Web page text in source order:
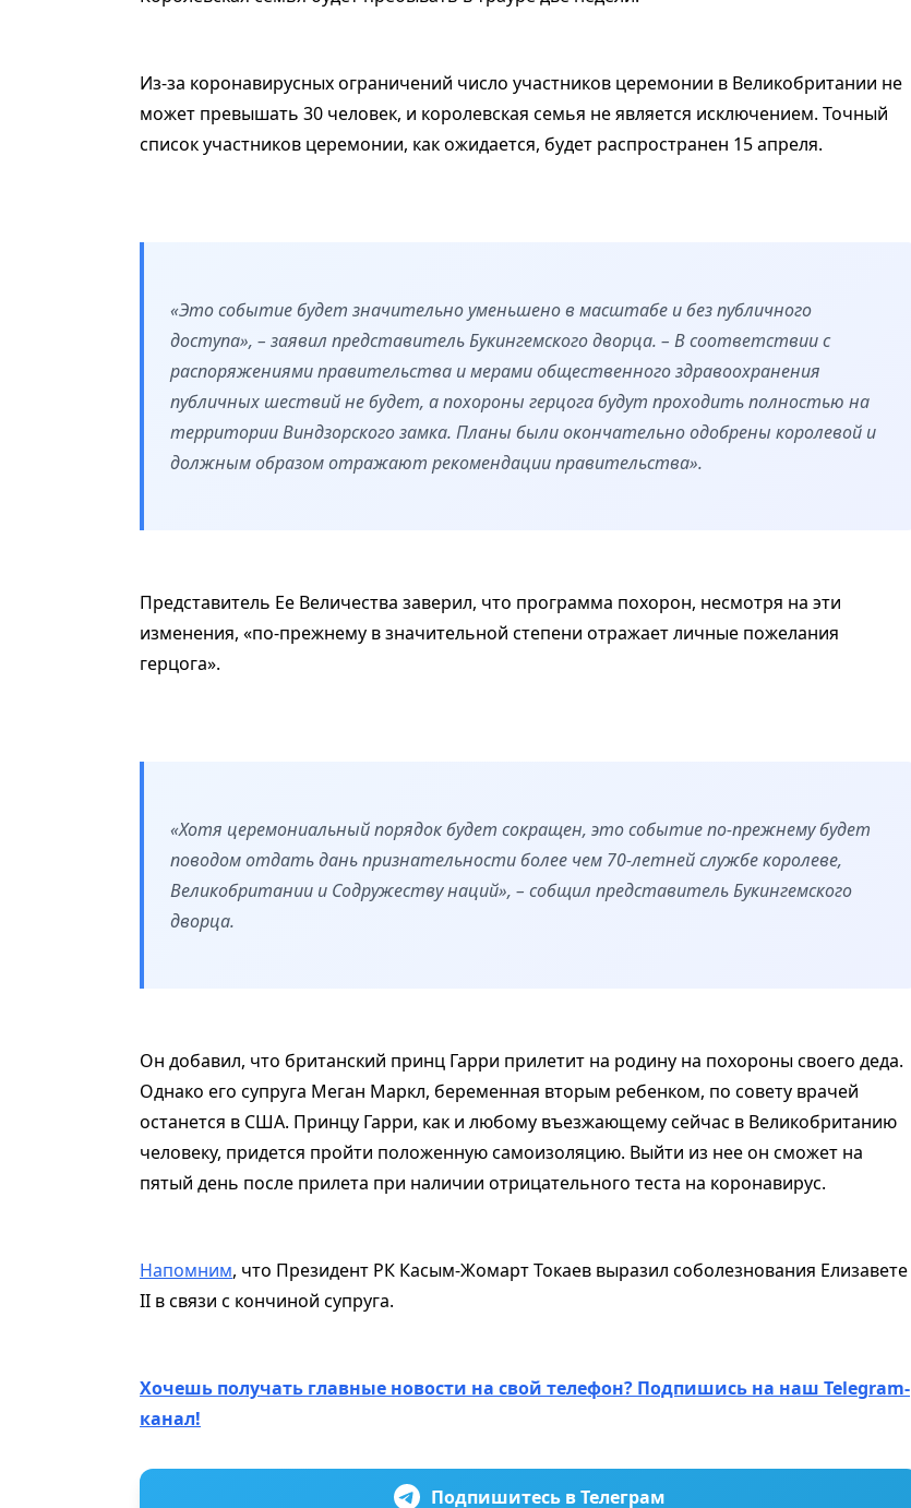
Из-за коронавирусных ограничений число участников церемонии в Великобритании не
может превышать 30 человек, и королевская семья не является исключением. Точный
список участников церемонии, как ожидается, будет распространен 15 апреля.
«Это событие будет значительно уменьшено в масштабе и без публичного
доступа», – заявил представитель Букингемского дворца. – В соответствии с
распоряжениями правительства и мерами общественного здравоохранения
публичных шествий не будет, а похороны герцога будут проходить полностью на
территории Виндзорского замка. Планы были окончательно одобрены королевой и
должным образом отражают рекомендации правительства».
Представитель Ее Величества заверил, что программа похорон, несмотря на эти
изменения, «по-прежнему в значительной степени отражает личные пожелания
герцога».
«Хотя церемониальный порядок будет сокращен, это событие по-прежнему будет
поводом отдать дань признательности более чем 70-летней службе королеве,
Великобритании и Содружеству наций», – собщил представитель Букингемского
дворца.
Он добавил, что британский принц Гарри прилетит на родину на похороны своего деда.
Однако его супруга Меган Маркл, беременная вторым ребенком, по совету врачей
останется в США. Принцу Гарри, как и любому въезжающему сейчас в Великобританию
человеку, придется пройти положенную самоизоляцию. Выйти из нее он сможет на
пятый день после прилета при наличии отрицательного теста на коронавирус.
Напомним, что Президент РК Касым-Жомарт Токаев выразил соболезнования Елизавете
II в связи с кончиной супруга.
Хочешь получать главные новости на свой телефон? Подпишись на наш Telegram-
канал!
Подпишитесь в Телеграм